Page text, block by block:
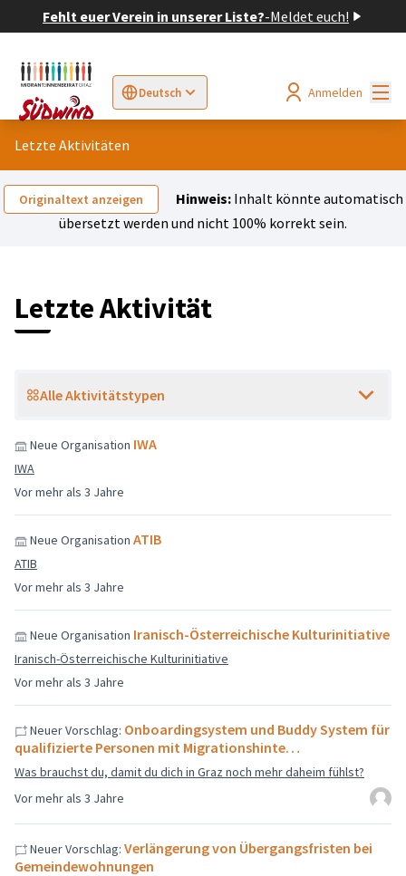
Fehlt euer Verein in unserer Liste?-Meldet euch!
Deutsch
Sprache wählen Choose languageElegir el idioma
Anmelden
Letzte Aktivitäten
Originaltext anzeigen Hinweis:Inhalt könnte automatisch
übersetzt werden und nicht 100% korrekt sein.
Letzte Aktivität
Alle Aktivitätstypen
Vor mehr als 3 Jahre
Neue Organisation IWA
IWA
Vor mehr als 3 Jahre
Neue Organisation ATIB
ATIB
Vor mehr als 3 Jahre
Neue Organisation Iranisch-Österreichische Kulturinitiative
Iranisch-Österreichische Kulturinitiative
Vor mehr als 3 Jahre
Neuer Vorschlag: Onboardingsystem und Buddy System für
qualifizierte Personen mit Migrationshinte…
Was brauchst du, damit du dich in Graz noch mehr daheim fühlst?
Neuer Vorschlag: Verlängerung von Übergangsfristen bei
Gemeindewohnungen